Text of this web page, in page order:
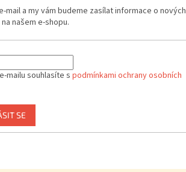
mail a my vám budeme zasílat informace o nových
našem e-shopu.
mailu souhlasíte s podmínkami ochrany osobních
SE